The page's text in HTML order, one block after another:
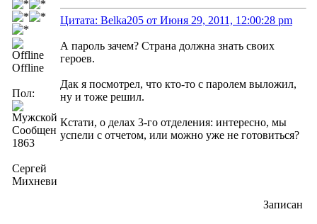
Offline
Пол:
Сообщений:
1863
Сергей
Михневич
Цитата: Belka205 от Июня 29, 2011, 12:00:28 pm
А пароль зачем? Страна должна знать своих
героев.
Дак я посмотрел, что кто-то с паролем выложил,
ну и тоже решил.
Кстати, о делах 3-го отделения: интересно, мы
успели с отчетом, или можно уже не готовиться?
Записан